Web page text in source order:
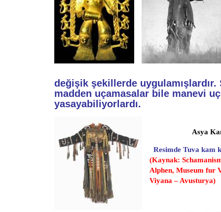
değişik şekillerde uygulamışlardır.
madden uçamasalar bile manevi
yasayabiliyorlardı.
Asya
Resimde Tuva kam
(Kaynak:
Alphen, Museum fur
Viyana – Avusturya)